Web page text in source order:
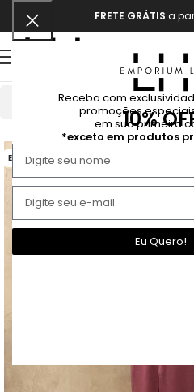
Receba com
promoções10%
em sua primeira
*exceto em produtos
Eu Quero!
FRETE GRÁTIS a
Conjunto
ESGOTADO